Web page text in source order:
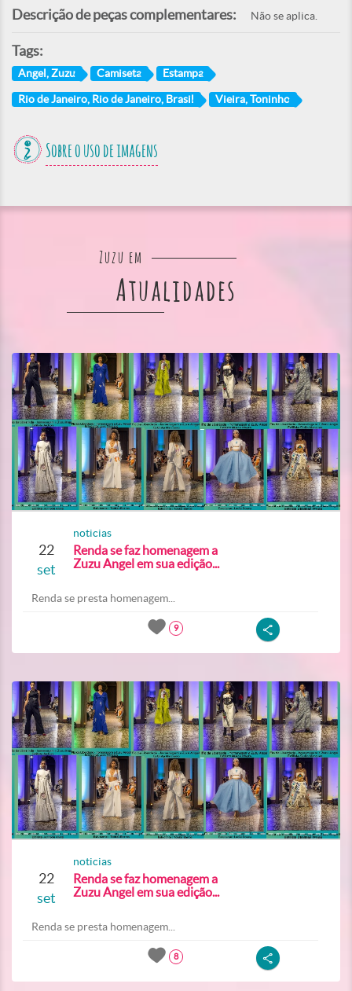
Descrição de peças complementares: Não se aplica.
Tags:
Angel, Zuzu Camiseta Estampa
Rio de Janeiro, Rio de Janeiro, Brasil Vieira, Toninho
Sobre o uso de imagens
Zuzu em
Atualidades
22
set
noticias
Renda se faz homenagem a
Zuzu Angel em sua edição...
Renda se presta homenagem...
9
22
set
noticias
Renda se faz homenagem a
Zuzu Angel em sua edição...
Renda se presta homenagem...
8